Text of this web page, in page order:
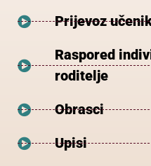
Prijevoz
Raspored
roditelje
Obrasci
Upisi